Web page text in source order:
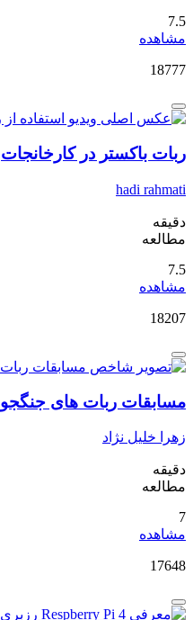
7.5
مشاهده
18777
ربات باکستر در کارخانجات
hadi rahmati
دقیقه
مطالعه
7.5
مشاهده
18207
مسابقات ربات های جنگجو 2019
زهرا خلیل نژاد
دقیقه
مطالعه
7
مشاهده
17648